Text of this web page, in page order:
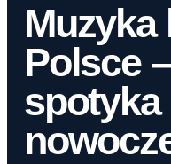
Muzyka
Polsce
spotyka